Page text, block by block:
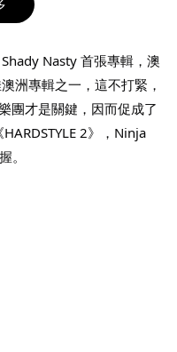
Nasty 首張專輯，澳
洲專輯之一，這不打緊，
團才是關鍵，因而促成了
2》，Ninja
。